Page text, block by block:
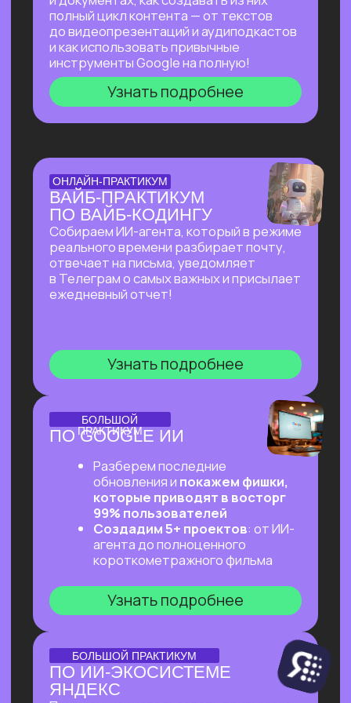
на основе текста и многое другое!
Узнать подробнее
БОЛЬШОЙ ПРАКТИКУМ
ПО СОЗДАНИЮ
ПРЕЗЕНТАЦИЙ С ИИ
и инфографики: без долгой верстки,
сложных программ и навыков в дизайне!
Узнать подробнее
БОЛЬШОЙ ПРАКТИКУМ
ПО ИИ-АГЕНТУ
PERPLEXITY COMPUTER
На реальных задачах покажем, на что
Узнать подробнее
ОНЛАЙН-ПРАКТИКУМ
ПЕРВЫЙ ПРАКТИКУМ
ПО ВАЙБКОДИНГУ
ВСЕХ, КТО «НЕ ТЕХНАРЬ»
Обещаем: за 2 часа переведем тебя
из точки «Это точно не для меня»
в точку «Я тоже могу вайб-кодить!»
Узнать подробнее
ПОДРАБОТКА НА ИИ
ДЛЯ КАЖДОГО
Разберем, на каких задачах можно
выстроить стабильную подработку
от 30 т.р. с помощью простых ИИ-
✔ Без технического бэкграунда
✔ Без смены профессии и опыта
во фрилансе
✔ Даже если есть всего 2 часа в день